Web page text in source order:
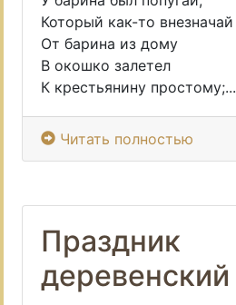
Который как-то внезначай
От барина из дому
В окошко залетел
К крестьянину простому;...
Читать полностью
Праздник
деревенский